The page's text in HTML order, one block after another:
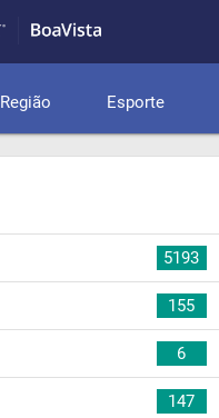
Região Esporte
5193
155
6
147